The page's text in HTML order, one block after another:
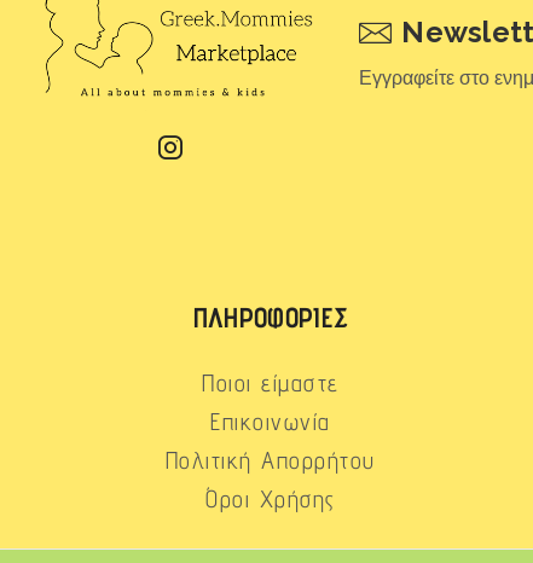
Εγγραφείτε στο
ΠΛΗΡΟΦΟΡΊΕΣ
Ποιοι είμαστε
Επικοινωνία
Πολιτική Απορρήτου
Όροι Χρήσης